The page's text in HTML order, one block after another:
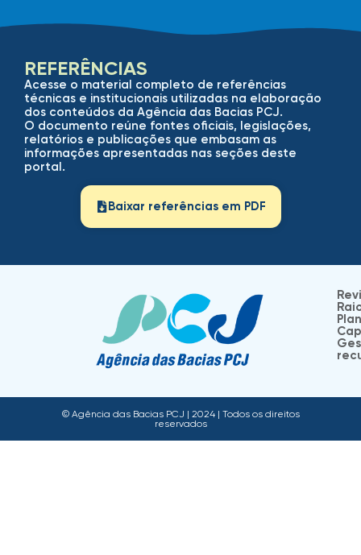
REFERÊNCIAS
Acesse o material completo de referências
técnicas e institucionais utilizadas na elaboração
dos conteúdos da Agência das Bacias PCJ.
O documento reúne fontes oficiais, legislações,
relatórios e publicações que embasam as
informações apresentadas nas seções deste
portal.
Baixar referências em PDF
© Agência das Bacias PCJ | 2024 | Todos os direitos
reservados